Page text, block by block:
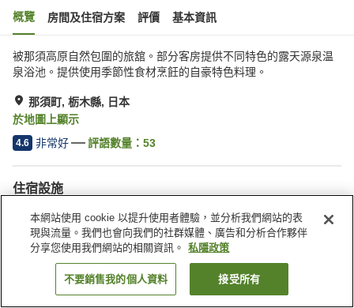
概覽 房間及住宿方案 評價 基本資訊
被那須高原自然包圍的旅舘。部分客房提供不同特色的露天源泉温
泉浴池。提供使用季節性食材烹飪的自豪特色料理。
那須町, 栃木縣, 日本
於地圖上顯示
4.6 非常好 評語數量： 53
住宿設施
Wi-Fi
休息室
全幢禁煙
日式餐廳
找客房
本網站使用 cookie 以提升使用者體驗，並分析我們網站的表
現與流量。我們也會向我們的社群媒體、廣告和分析合作夥伴
分享您使用我們網站的相關資訊。
私隱政策
不要銷售我的個人資料 接受所有